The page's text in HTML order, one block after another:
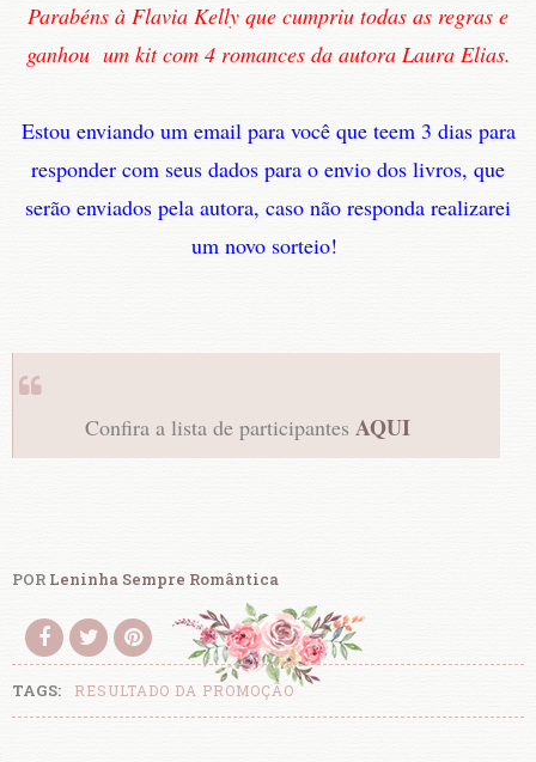
Parabéns à Flavia Kelly que cumpriu todas as regras e
ganhou um kit com 4 romances da autora Laura Elias.
Estou enviando um email para você que teem 3 dias para
responder com seus dados para o envio dos livros, que
serão enviados pela autora, caso não responda realizarei
um novo sorteio!
Confira a lista de participantes AQUI
POR Leninha Sempre Romântica
TAGS: RESULTADO DA PROMOÇÃO